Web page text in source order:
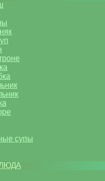
супы